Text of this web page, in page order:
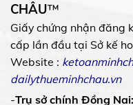
CHÂU™
Giấy chứng nhận đăng
cấp lần đầu tại Sở kế
Website :
dailythueminhchau.vn
-Trụ sở chính Đồng Nai: